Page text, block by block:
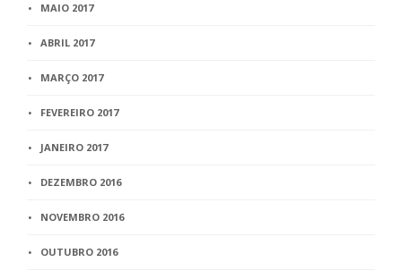
MAIO 2017
ABRIL 2017
MARÇO 2017
FEVEREIRO 2017
JANEIRO 2017
DEZEMBRO 2016
NOVEMBRO 2016
OUTUBRO 2016